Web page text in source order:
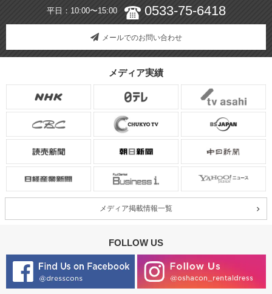
平日：10:00〜15:00 0533-75-6418
メールでのお問い合わせ
メディア実績
メディア掲載情報一覧
FOLLOW US